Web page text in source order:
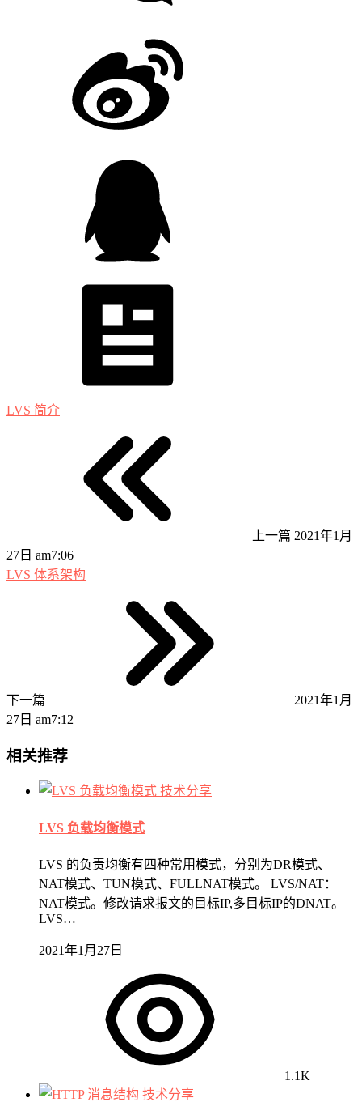
LVS 简介
上一篇 2021年1月
27日 am7:06
LVS 体系架构
下一篇
2021年1月
27日 am7:12
相关推荐
技术分享
LVS 负载均衡模式
LVS 的负责均衡有四种常用模式，分别为DR模式、
NAT模式、TUN模式、FULLNAT模式。 LVS/NAT：
NAT模式。修改请求报文的目标IP,多目标IP的DNAT。
LVS…
2021年1月27日
1.1K
技术分享